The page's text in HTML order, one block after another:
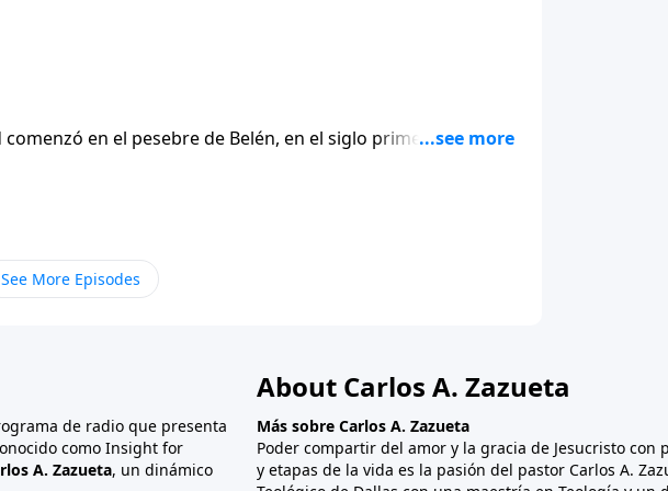
en el pesebre de Belén, en el siglo primero; pero de
Y hasta que no comprendamos esto, la escena de la
See More Episodes
de radio que presenta
como Insight for
A. Zazueta, un dinámico
About Carlos A. Zazueta
Más sobre Carlos A. Zazueta
Poder compartir del amor y la gracia de Jesucristo con
y etapas de la vida es la pasión del pastor Carlos A.